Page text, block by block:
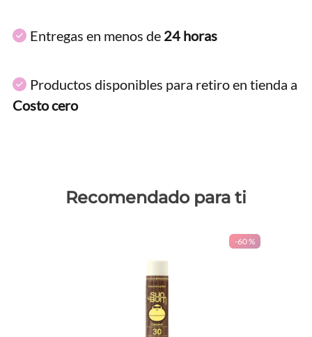
Entregas en menos de 24 horas
Productos disponibles para retiro en tienda a
Costo cero
Recomendado para ti
-60 %